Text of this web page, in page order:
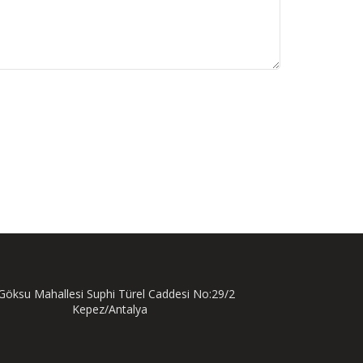
Mahallesi Suphi Türel Caddesi No:29/2
Kepez/Antalya